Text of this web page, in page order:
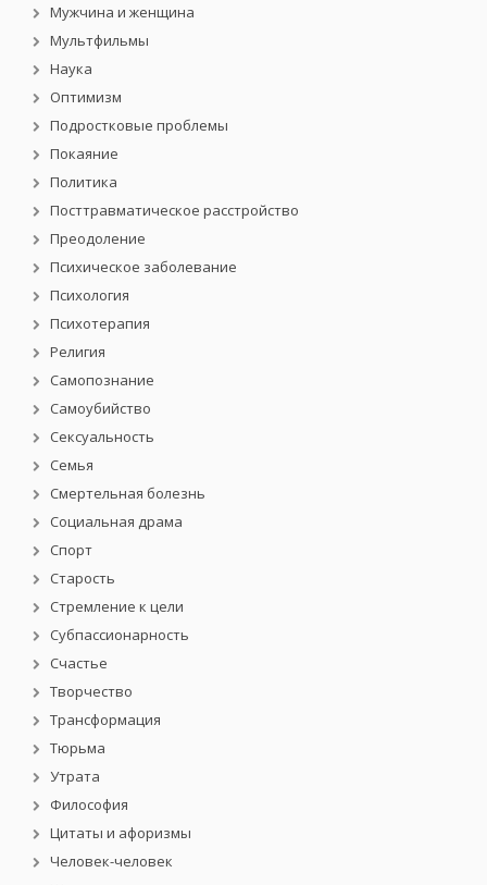
Мужчина и женщина
Мультфильмы
Наука
Оптимизм
Подростковые проблемы
Покаяние
Политика
Посттравматическое расстройство
Преодоление
Психическое заболевание
Психология
Психотерапия
Религия
Самопознание
Самоубийство
Сексуальность
Семья
Смертельная болезнь
Социальная драма
Спорт
Старость
Стремление к цели
Субпассионарность
Счастье
Творчество
Трансформация
Тюрьма
Утрата
Философия
Цитаты и афоризмы
Человек-человек